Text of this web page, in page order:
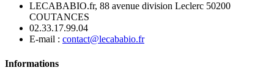
LECABABIO.fr, 88 avenue division Leclerc 50200
COUTANCES
02.33.17.99.04
E-mail : contact@lecababio.fr
Informations